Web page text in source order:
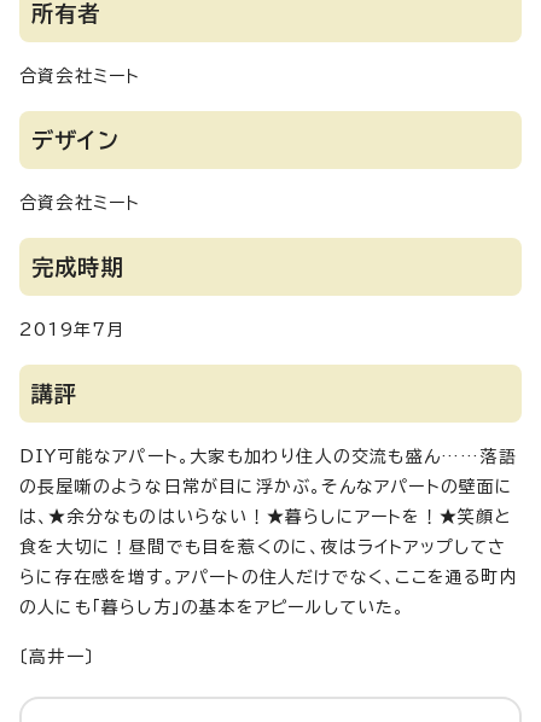
所有者
合資会社ミート
デザイン
合資会社ミート
完成時期
2019年7月
講評
DIY可能なアパート。大家も加わり住人の交流も盛ん……落語
の長屋噺のような日常が目に浮かぶ。そんなアパートの壁面に
は、★余分なものはいらない！★暮らしにアートを！★笑顔と
食を大切に！昼間でも目を惹くのに、夜はライトアップしてさ
らに存在感を増す。アパートの住人だけでなく、ここを通る町内
の人にも「暮らし方」の基本をアピールしていた。
〔高井一〕